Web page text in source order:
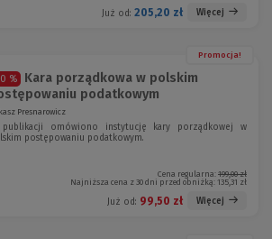
Już od: 205,20 zł Więcej
Promocja!
%
Kara porządkowa w polskim
podatkowym
Presnarowicz
publikacji omówiono instytucję kary porządkowej w
postępowaniu podatkowym.
Cena regularna: 199,00 zł
Najniższa cena z 30 dni przed obniżką: 135,31 zł
Już od: 99,50 zł Więcej